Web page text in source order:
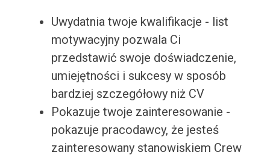
Uwydatnia twoje kwalifikacje - list
motywacyjny pozwala Ci
przedstawić swoje doświadczenie,
umiejętności i sukcesy w sposób
bardziej szczegółowy niż CV
Pokazuje twoje zainteresowanie -
pokazuje pracodawcy, że jesteś
zainteresowany stanowiskiem Crew